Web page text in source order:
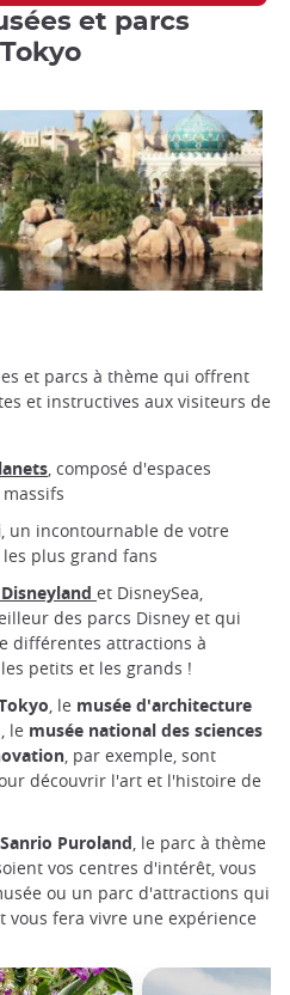
et parcs
et parcs à thème qui offrent
et instructives aux visiteurs de
, composé d'espaces
, un incontournable de votre
plus grand fans
et DisneySea,
des parcs Disney et qui
différentes attractions à
petits et les grands !
, le musée d'architecture
, le musée national des sciences
, par exemple, sont
découvrir l'art et l'histoire de
Sanrio Puroland , le parc à thème
vos centres d'intérêt, vous
ou un parc d'attractions qui
vous fera vivre une expérience